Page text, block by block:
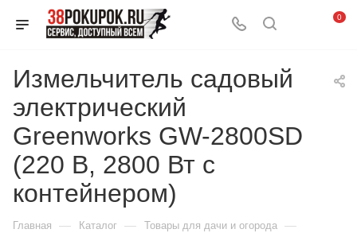
0
Измельчитель садовый
электрический
Greenworks GW-2800SD
(220 В, 2800 Вт с
контейнером)
Главная — Каталог — Товары для дачи и огорода —